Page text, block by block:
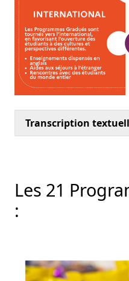
Transcription
Les 21
: